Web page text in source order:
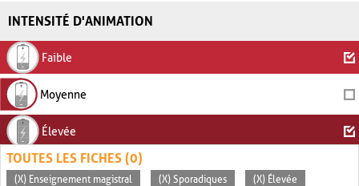
INTENSITÉ D'ANIMATION
Faible
Moyenne
Élevée
TOUTES LES FICHES (0)
(X) Enseignement magistral (X) Sporadiques (X) Élevée